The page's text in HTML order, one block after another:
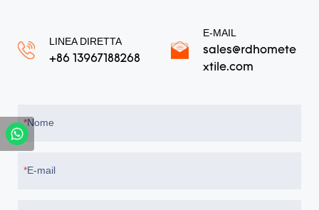
LINEA DIRETTA
+86 13967188268
E-MAIL
sales@rdhomete
xtile.com
Nome
E-mail